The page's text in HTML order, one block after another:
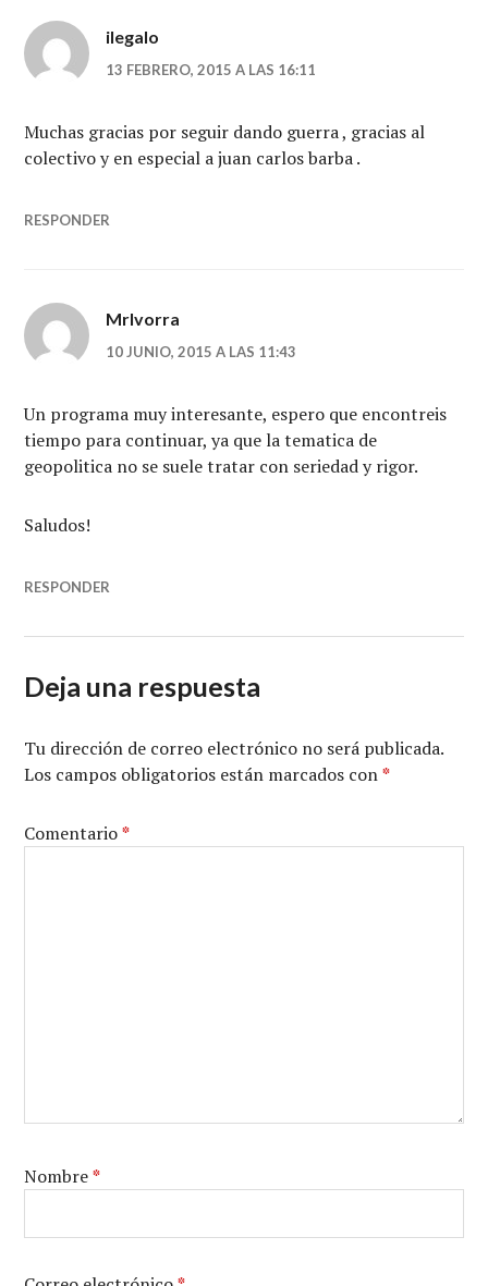
ilegalo
13 FEBRERO, 2015 A LAS 16:11
Muchas gracias por seguir dando guerra , gracias al
colectivo y en especial a juan carlos barba .
RESPONDER
MrIvorra
10 JUNIO, 2015 A LAS 11:43
Un programa muy interesante, espero que encontreis
tiempo para continuar, ya que la tematica de
geopolitica no se suele tratar con seriedad y rigor.
Saludos!
RESPONDER
Deja una respuesta
Tu dirección de correo electrónico no será publicada.
Los campos obligatorios están marcados con*
Comentario*
Nombre*